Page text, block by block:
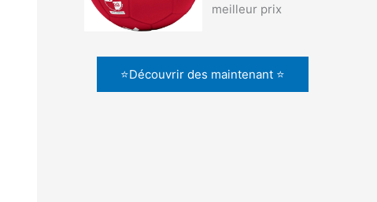
meilleur prix
⭐Découvrir des maintenant ⭐